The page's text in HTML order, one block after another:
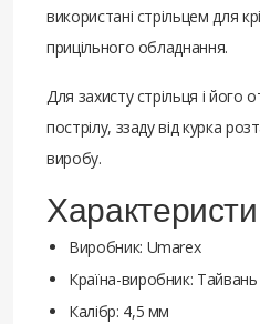
використані стрільцем для
прицільного обладнання.
Для захисту стрільця і його
пострілу, ззаду від курка
виробу.
Виробник: Umarex
Країна-виробник: Тайвань
Калібр: 4,5 мм